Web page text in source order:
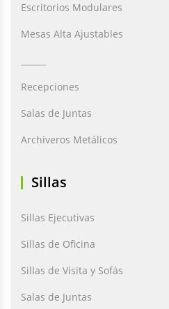
Escritorios Modulares
Mesas Alta Ajustables
Recepciones
Salas de Juntas
Archiveros Metálicos
Sillas
Sillas Ejecutivas
Sillas de Oficina
Sillas de Visita y Sofás
Salas de Juntas